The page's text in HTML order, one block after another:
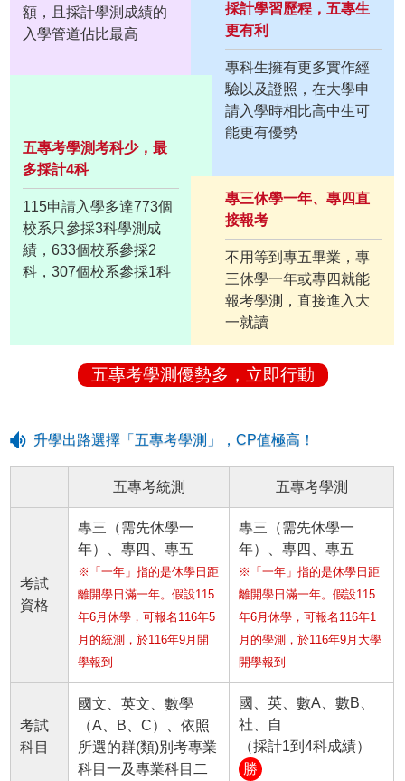
額，且採計學測成績的
入學管道佔比最高
採計學習歷程，五專生
更有利
專科生擁有更多實作經
驗以及證照，在大學申
請入學時相比高中生可
能更有優勢
五專考學測考科少，最
多採計4科
115申請入學多達773個
校系只參採3科學測成
績，633個校系參採2
科，307個校系參採1科
專三休學一年、專四直
接報考
不用等到專五畢業，專
三休學一年或專四就能
報考學測，直接進入大
一就讀
五專考學測優勢多，立即行動
升學出路選擇「五專考學測」，CP值極高！
五專考統測 五專考學測
考試
資格
專三（需先休學一
年）、專四、專五
※「一年」指的是休學日距
離開學日滿一年。假設115
年6月休學，可報名116年5
月的統測，於116年9月開
學報到
專三（需先休學一
年）、專四、專五
※「一年」指的是休學日距
離開學日滿一年。假設115
年6月休學，可報名116年1
月的學測，於116年9月大學
開學報到
考試
科目
國文、英文、數學
（A、B、C）、依照
所選的群(類)別考專業
科目一及專業科目二
國、英、數A、數B、
社、自
（採計1到4科成績）
勝